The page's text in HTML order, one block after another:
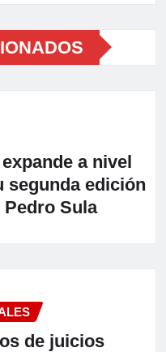
a nivel
segunda edición
Pedro Sula
de juicios